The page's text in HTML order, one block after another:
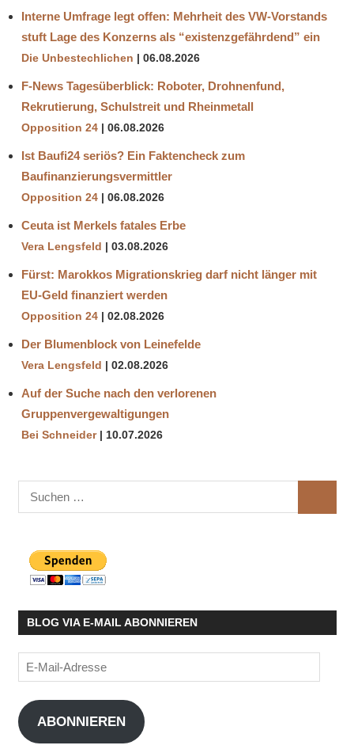
Interne Umfrage legt offen: Mehrheit des VW-Vorstands
stuft Lage des Konzerns als “existenzgefährdend” ein
Die Unbestechlichen 06.08.2026
F-News Tagesüberblick: Roboter, Drohnenfund,
Rekrutierung, Schulstreit und Rheinmetall
Opposition 24 06.08.2026
Ist Baufi24 seriös? Ein Faktencheck zum
Baufinanzierungsvermittler
Opposition 24 06.08.2026
Ceuta ist Merkels fatales Erbe
Vera Lengsfeld 03.08.2026
Fürst: Marokkos Migrationskrieg darf nicht länger mit
EU-Geld finanziert werden
Opposition 24 02.08.2026
Der Blumenblock von Leinefelde
Vera Lengsfeld 02.08.2026
Auf der Suche nach den verlorenen
Gruppenvergewaltigungen
Bei Schneider 10.07.2026
Suchen
nach:
BLOG VIA E-MAIL ABONNIEREN
E-
Mail-
Adresse
ABONNIEREN